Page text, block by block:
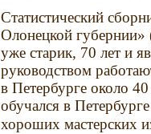
Статистический
Олонецкой губернии»
уже старик, 70 лет и
руководством
в Петербурге около
обучался в
хороших мастерских